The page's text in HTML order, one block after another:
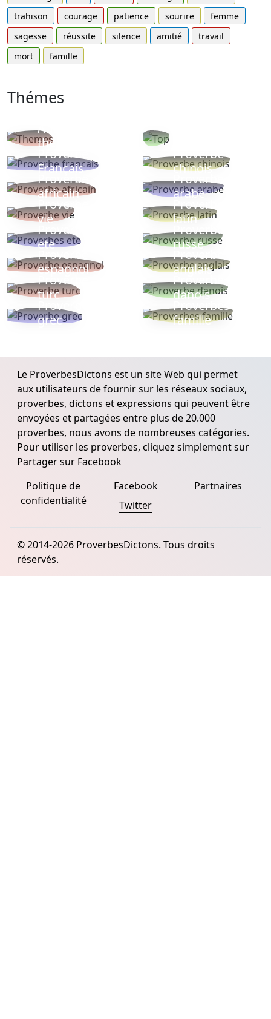
trahison
courage patience sourire
femme
sagesse
réussite silence amitié
travail
mort
famille
Thémes
Autres
thèmes
Proverbe
Français
Proverbe
chinois
Proverbe
africain
Proverbe
arabe
Proverbe
vie
Proverbe
latin
Proverbes
ete
Proverbe
russe
Proverbe
espagnol
Proverbe
anglais
Proverbe
turc
Proverbe
danois
Proverbe
grec
Proverbes
famille
Le ProverbesDictons est un site Web qui permet
aux utilisateurs de fournir sur les réseaux sociaux,
proverbes, dictons et expressions qui peuvent être
envoyées et partagées entre plus de 20.000
proverbes, nous avons de nombreuses catégories.
Pour utiliser les proverbes, cliquez simplement sur
Partager sur Facebook
Politique de
confidentialité
Facebook
Twitter
Partnaires
© 2014-2026 ProverbesDictons. Tous droits
réservés.